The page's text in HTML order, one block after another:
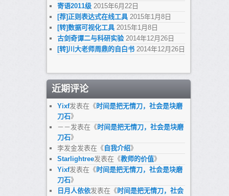
寄语2011级 2015年6月22日
[荐]正则表达式在线工具 2015年1月8日
[转]数据可视化工具 2015年1月8日
古剑奇谭二与科研实验 2014年12月26日
[转]川大老师周鼎的自白书 2014年12月26日
近期评论
Yixf发表在《时间是把无情刀，社会是块磨
刀石》
－－发表在《时间是把无情刀，社会是块磨
刀石》
李发金发表在《自我介绍》
Starlightree发表在《教师的价值》
Yixf发表在《时间是把无情刀，社会是块磨
刀石》
日月人依依发表在《时间是把无情刀，社会